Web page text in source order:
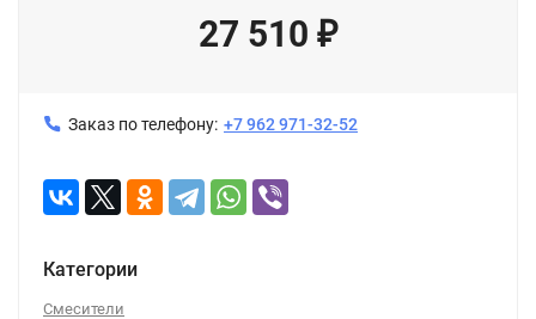
27 510 ₽
Заказ по телефону: +7 962 971-32-52
Категории
Смесители